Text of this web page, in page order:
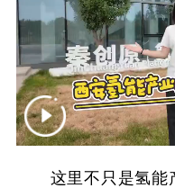
四川
陕西
新疆
这里不只是氢能